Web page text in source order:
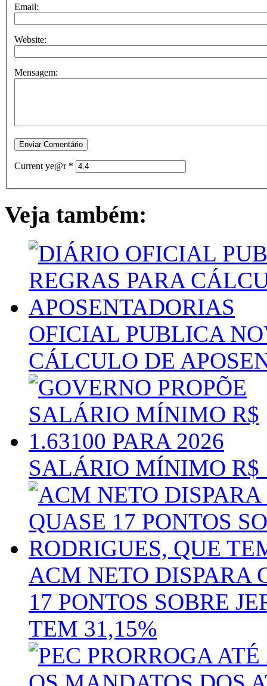
Email:
Website:
Mensagem:
Current ye@r *
Veja também:
OFICIAL PUBLICA
CÁLCULO DE
SALÁRIO MÍNIMO R$
ACM NETO DISPARA
17 PONTOS SOBRE
TEM 31,15%